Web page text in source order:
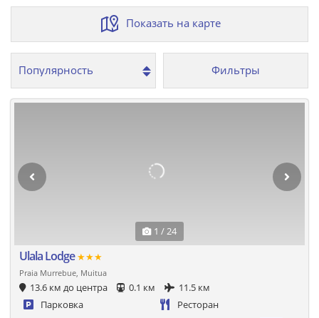
Показать на карте
Фильтры
1 / 24
Ulala Lodge★★★
Praia Murrebue, Muitua
13.6 км до центра 0.1 км
11.5 км
Парковка
Ресторан